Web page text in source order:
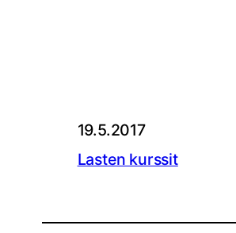
19.5.2017
Lasten kurssit